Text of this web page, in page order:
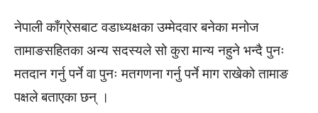
नेपाली काँग्रेसबाट वडाध्यक्षका उम्मेदवार बनेका मनोज
तामाङसहितका अन्य सदस्यले सो कुरा मान्य नहुने भन्दै पुनः
मतदान गर्नु पर्ने वा पुनः मतगणना गर्नु पर्ने माग राखेको तामाङ
पक्षले बताएका छन् ।